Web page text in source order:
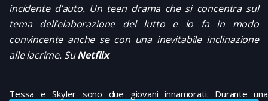
incidente d’auto. Un teen drama che si concentra sul
tema dell’elaborazione del lutto e lo fa in modo
convincente anche se con una inevitabile inclinazione
alle lacrime. SuNetflix
Tessa e Skyler sono due giovani innamorati. Durante una